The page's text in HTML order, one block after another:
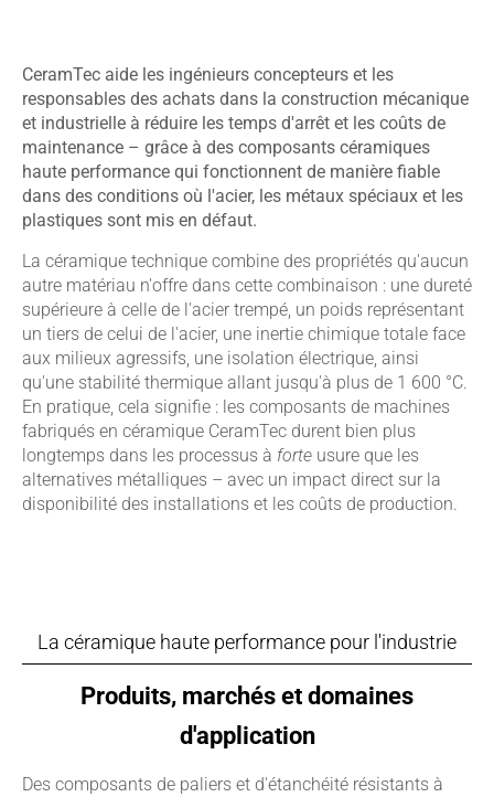
CeramTec aide les ingénieurs concepteurs et les
responsables des achats dans la construction mécanique
et industrielle à réduire les temps d'arrêt et les coûts de
maintenance – grâce à des composants céramiques
haute performance qui fonctionnent de manière fiable
dans des conditions où l'acier, les métaux spéciaux et les
plastiques sont mis en défaut.
La céramique technique combine des propriétés qu'aucun
autre matériau n'offre dans cette combinaison : une dureté
supérieure à celle de l'acier trempé, un poids représentant
un tiers de celui de l'acier, une inertie chimique totale face
aux milieux agressifs, une isolation électrique, ainsi
qu'une stabilité thermique allant jusqu'à plus de 1 600 °C.
En pratique, cela signifie : les composants de machines
fabriqués en céramique CeramTec durent bien plus
longtemps dans les processus à forte usure que les
alternatives métalliques – avec un impact direct sur la
disponibilité des installations et les coûts de production.
La céramique haute performance pour l'industrie
Produits, marchés et domaines
d'application
Des composants de paliers et d'étanchéité résistants à